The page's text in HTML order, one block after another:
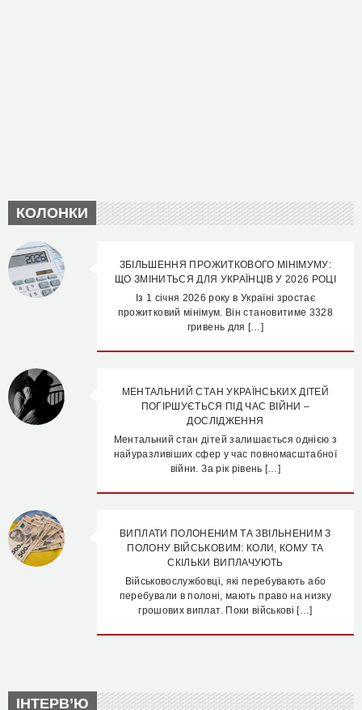
КОЛОНКИ
ЗБІЛЬШЕННЯ ПРОЖИТКОВОГО МІНІМУМУ:
ЩО ЗМІНИТЬСЯ ДЛЯ УКРАЇНЦІВ У 2026 РОЦІ
Із 1 січня 2026 року в Україні зростає
прожитковий мінімум. Він становитиме 3328
гривень для […]
МЕНТАЛЬНИЙ СТАН УКРАЇНСЬКИХ ДІТЕЙ
ПОГІРШУЄТЬСЯ ПІД ЧАС ВІЙНИ –
ДОСЛІДЖЕННЯ
Ментальний стан дітей залишається однією з
найуразливіших сфер у час повномасштабної
війни. За рік рівень […]
ВИПЛАТИ ПОЛОНЕНИМ ТА ЗВІЛЬНЕНИМ З
ПОЛОНУ ВІЙСЬКОВИМ: КОЛИ, КОМУ ТА
СКІЛЬКИ ВИПЛАЧУЮТЬ
Військовослужбовці, які перебувають або
перебували в полоні, мають право на низку
грошових виплат. Поки військові […]
ІНТЕРВ’Ю